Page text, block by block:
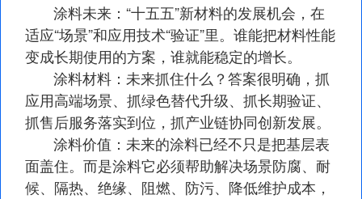
涂料未来：“十五五”新材料的发展机会，在
适应“场景”和应用技术“验证”里。谁能把材料性能
变成长期使用的方案，谁就能稳定的增长。
涂料材料：未来抓住什么？答案很明确，抓
应用高端场景、抓绿色替代升级、抓长期验证、
抓售后服务落实到位，抓产业链协同创新发展。
涂料价值：未来的涂料已经不只是把基层表
面盖住。而是涂料它必须帮助解决场景防腐、耐
候、隔热、绝缘、阻燃、防污、降低维护成本，